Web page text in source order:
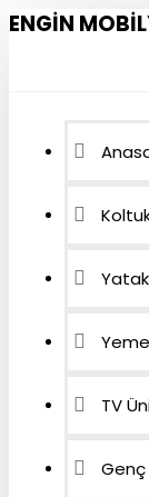
ENGIN
TV
Genç